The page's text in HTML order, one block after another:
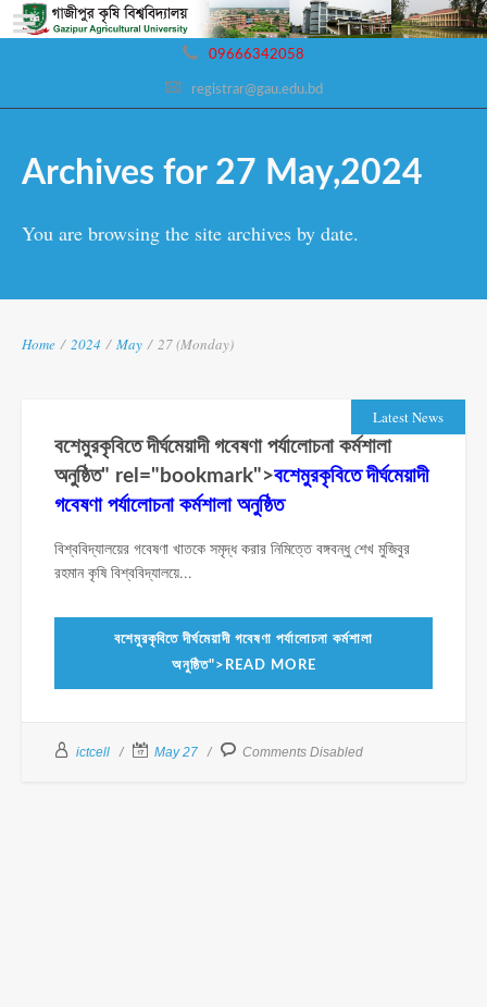
09666342058
registrar@gau.edu.bd
Archives for 27 May,2024
You are browsing the site archives by date.
Home / 2024 / May / 27 (Monday)
Latest News
বশেমুরকৃবিতে দীর্ঘমেয়াদী গবেষণা পর্যালোচনা কর্মশালা
অনুষ্ঠিত" rel="bookmark">বশেমুরকৃবিতে দীর্ঘমেয়াদী
গবেষণা পর্যালোচনা কর্মশালা অনুষ্ঠিত
বিশ্ববিদ্যালয়ের গবেষণা খাতকে সমৃদ্ধ করার নিমিত্তে বঙ্গবন্ধু শেখ মুজিবুর
রহমান কৃষি বিশ্ববিদ্যালয়ে...
বশেমুরকৃবিতে দীর্ঘমেয়াদী গবেষণা পর্যালোচনা কর্মশালা
অনুষ্ঠিত">READ MORE
ictcell May 27 Comments Disabled